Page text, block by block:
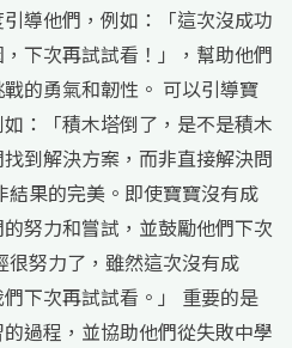
導他們，例如：「這次沒成功
下次再試試看！」，幫助他們
的勇氣和韌性。 可以引導寶
：「積木塔倒了，是不是積木
到解決方案，而非直接解決問
果的完美。即使寶寶沒有成
努力和嘗試，並鼓勵他們下次
努力了，雖然這次沒有成
下次再試試看。」 重要的是
過程，並協助他們從失敗中學